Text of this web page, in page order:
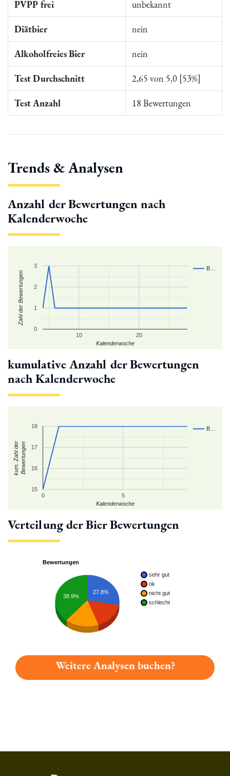
PVPP frei unbekannt
Diätbier nein
Alkoholfreies Bier nein
Test Durchschnitt 2,65 von 5,0 [53%]
Test Anzahl 18 Bewertungen
Trends & Analysen
Anzahl der Bewertungen nach
Kalenderwoche
B…
10 20
0
1
2
3
Kalenderwoche
Zahl der Bewertungen
kumulative Anzahl der Bewertungen
nach Kalenderwoche
B…
0 5
15
16
17
18
Kalenderwoche
kum. Zahl derBewertungen
Verteilung der Bier Bewertungen
Bewertungen
sehr gut
ok
nicht gut
schlecht
27.8%
38.9%
Weitere Analysen buchen?